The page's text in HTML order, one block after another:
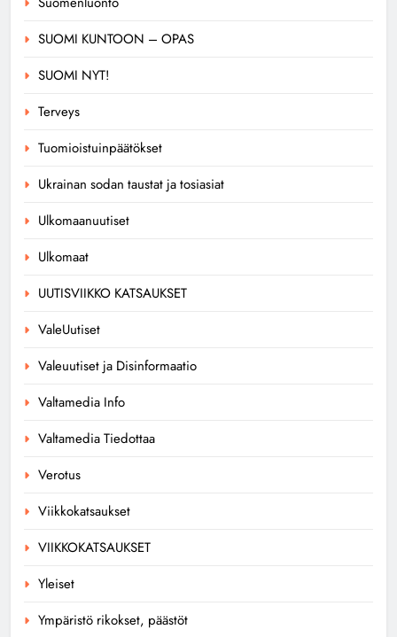
SUOMI KUNTOON – OPAS
SUOMI NYT!
Terveys
Tuomioistuinpäätökset
Ukrainan sodan taustat ja tosiasiat
Ulkomaanuutiset
Ulkomaat
UUTISVIIKKO KATSAUKSET
ValeUutiset
Valeuutiset ja Disinformaatio
Valtamedia Info
Valtamedia Tiedottaa
Verotus
Viikkokatsaukset
VIIKKOKATSAUKSET
Yleiset
Ympäristö rikokset, päästöt